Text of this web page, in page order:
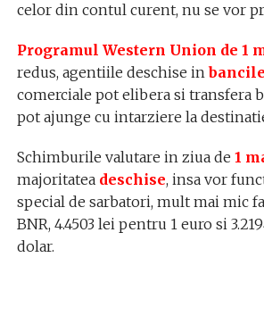
celor din contul curent, nu se vor
Programul Western Union de 1
redus, agentiile deschise inbancile
comerciale pot elibera si transfera
pot ajunge cu intarziere la
Schimburile valutare in ziua de 1
majoritatea deschise, insa vor
special de sarbatori, mult mai mic
BNR, 4.4503 lei pentru 1 euro si
dolar.